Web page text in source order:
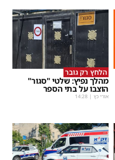
הלחץ רק גובר
מהלך נפיץ: שלטי "סגור"
הוצבו על בתי הספר
אורי כץ |
14:28